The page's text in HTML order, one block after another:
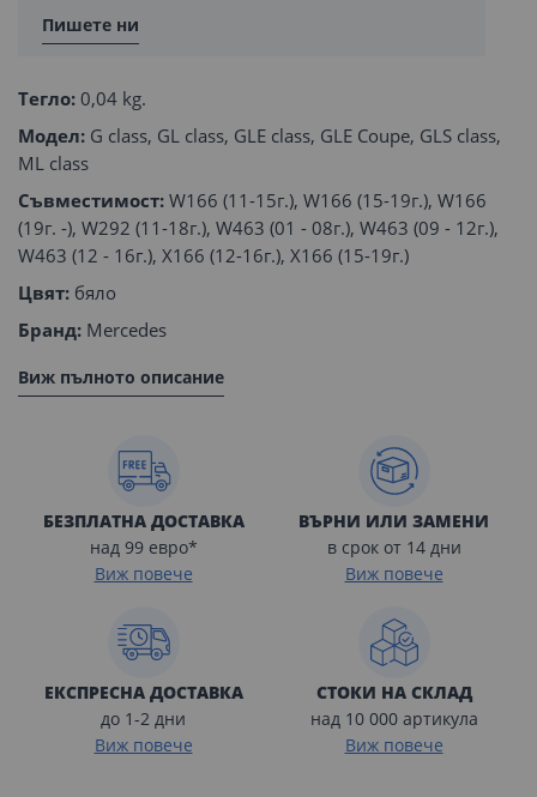
Пишете ни
Тегло: 0,04 kg.
Модел: G class, GL class, GLE class, GLE Coupe, GLS class,
ML class
Съвместимост: W166 (11-15г.), W166 (15-19г.), W166
(19г. -), W292 (11-18г.), W463 (01 - 08г.), W463 (09 - 12г.),
W463 (12 - 16г.), X166 (12-16г.), X166 (15-19г.)
Цвят: бяло
Бранд: Mercedes
Виж пълното описание
БЕЗПЛАТНА ДОСТАВКА
над 99 евро*
Виж повече
ВЪРНИ ИЛИ ЗАМЕНИ
в срок от 14 дни
Виж повече
ЕКСПРЕСНА ДОСТАВКА
до 1-2 дни
Виж повече
СТОКИ НА СКЛАД
над 10 000 артикула
Виж повече